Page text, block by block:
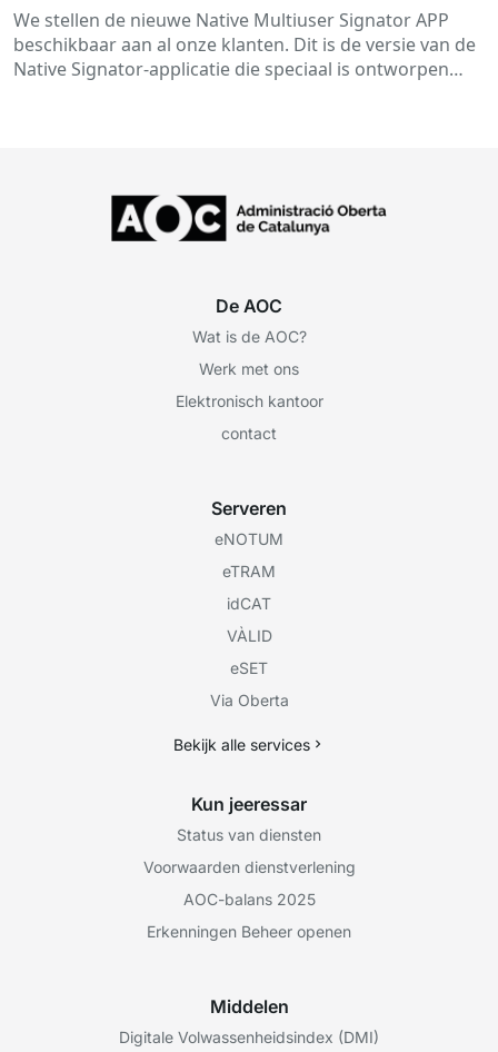
We stellen de nieuwe Native Multiuser Signator APP
beschikbaar aan al onze klanten. Dit is de versie van de
Native Signator-applicatie die speciaal is ontworpen
De AOC
Wat is de AOC?
Werk met ons
Elektronisch kantoor
contact
Serveren
eNOTUM
eTRAM
idCAT
VÀLID
eSET
Via Oberta
Bekijk alle services
Kun jeeressar
Status van diensten
Voorwaarden dienstverlening
AOC-balans 2025
Erkenningen Beheer openen
Middelen
Digitale Volwassenheidsindex (DMI)